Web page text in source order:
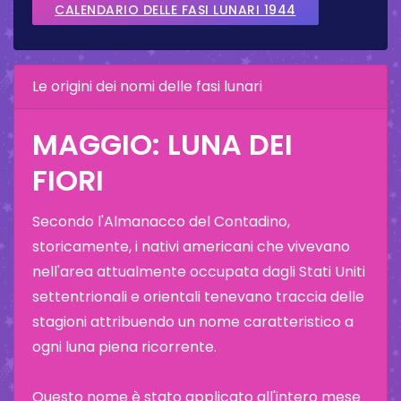
CALENDARIO DELLE FASI LUNARI 1944
Le origini dei nomi delle fasi lunari
MAGGIO: LUNA DEI
FIORI
Secondo l'Almanacco del Contadino,
storicamente, i nativi americani che vivevano
nell'area attualmente occupata dagli Stati Uniti
settentrionali e orientali tenevano traccia delle
stagioni attribuendo un nome caratteristico a
ogni luna piena ricorrente.
Questo nome è stato applicato all'intero mese